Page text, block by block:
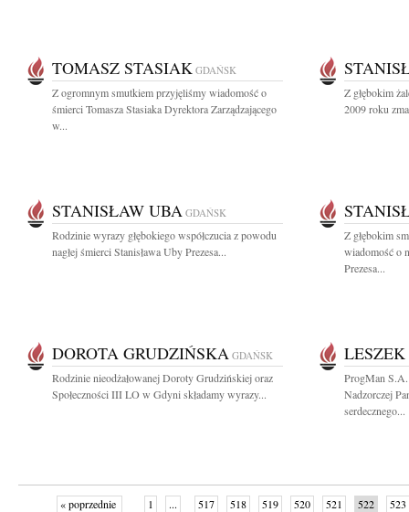
TOMASZ STASIAK GDAŃSK
Z ogromnym smutkiem przyjęliśmy wiadomość o
śmierci Tomasza Stasiaka Dyrektora Zarządzającego
w...
Z głębokim
2009 roku
STANISŁAW UBA GDAŃSK
Rodzinie wyrazy głębokiego współczucia z powodu
nagłej śmierci Stanisława Uby Prezesa...
Z głębokim
wiadomość o
Prezesa...
DOROTA GRUDZIŃSKA GDAŃSK
Rodzinie nieodżałowanej Doroty Grudzińskiej oraz
Społeczności III LO w Gdyni składamy wyrazy...
ProgMan S.A.
Nadzorczej
serdecznego...
« poprzednie 1 ... 517 518 519 520 521 522 523